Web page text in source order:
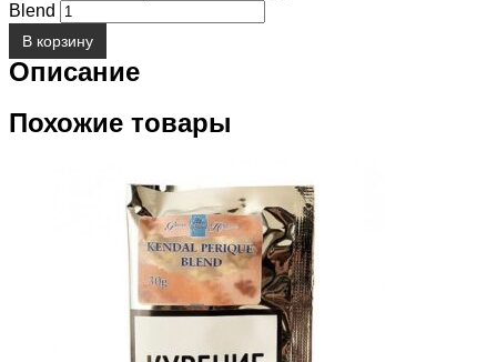
Blend
В корзину
Описание
Похожие товары